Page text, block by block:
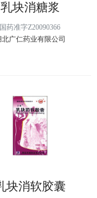
乳块消糖浆
国药准字Z20090366
北广仁药业有限公司
块消软胶囊